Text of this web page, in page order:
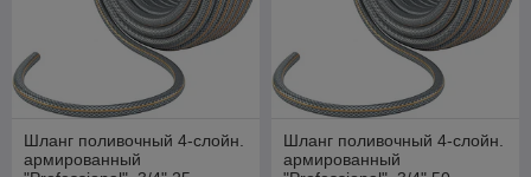
Шланг поливочный 4-слойн.
армированный
Шланг поливочный 4-слойн.
армированный